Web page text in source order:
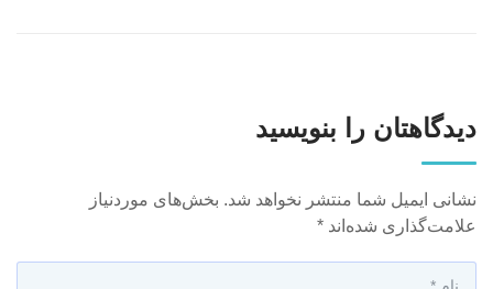
دیدگاهتان را بنویسید
نشانی ایمیل شما منتشر نخواهد شد. بخش‌های موردنیاز
علامت‌گذاری شده‌اند *